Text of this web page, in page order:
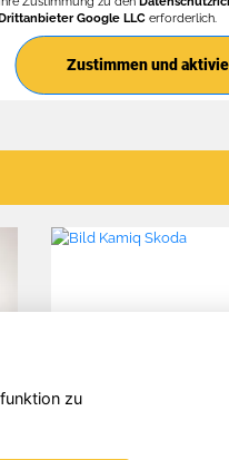
Google LLCerforderlich.
Zustimmen und
zu